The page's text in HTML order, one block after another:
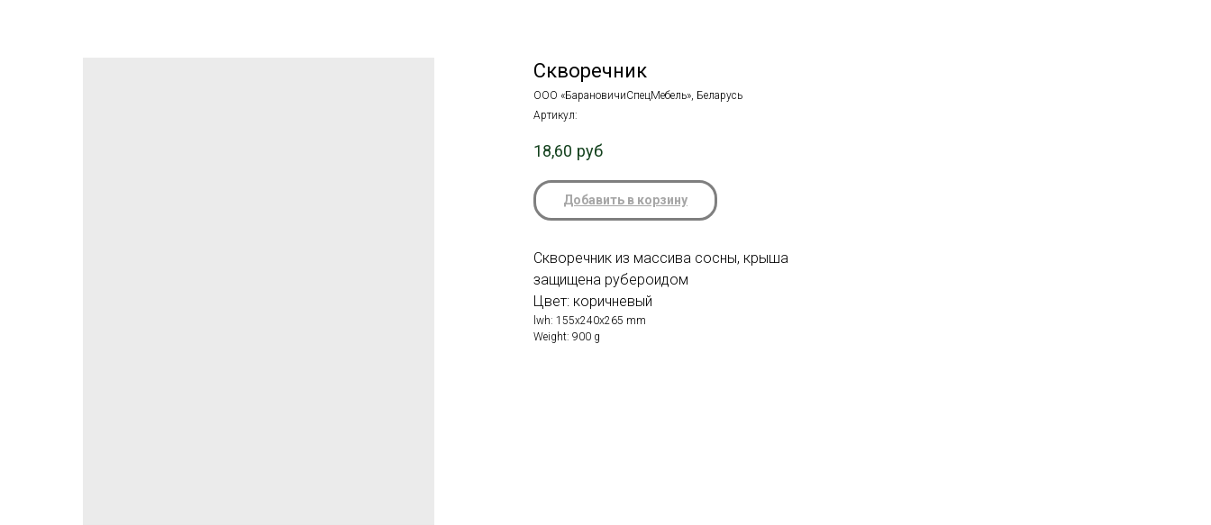
Скворечник
ООО «БарановичиСпецМебель», Беларусь
Артикул:
18,60 руб
Добавить в корзину
Скворечник из массива сосны, крыша
защищена рубероидом
Цвет: коричневый
lwh: 155x240x265 mm
Weight: 900 g